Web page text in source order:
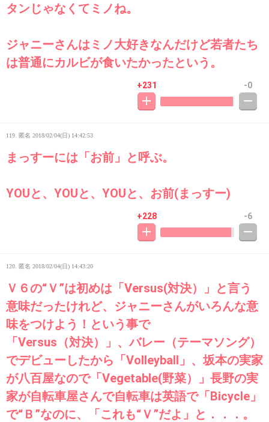
タンじゃなくてミノね。
ジャニーさんはミノ大好きなんだけど若者たち
は普通にカルビが食いたかったという。
+231 -0
119. 匿名 2018/02/04(日) 14:42:53
まっすーには「お前」と呼ぶ。
YOUと、YOUと、YOUと、お前(まっすー)
+228 -6
120. 匿名 2018/02/04(日) 14:43:20
Ｖ６の“Ｖ”は初めは「Versus(対決）」と言う
意味だったけれど、ジャニーさんがいろんな意
味をつけよう！という事で
「Versus（対決）」、バレー（テーマソング）
でデビューしたから「Volleyball」、坂本の実家
が八百屋なので「Vegetable(野菜）」長野の実
家が自転車屋さんで自転車は英語で「Bicycle」
で“Ｂ”なのに、「これも“Ｖ”だよ」と．．．。